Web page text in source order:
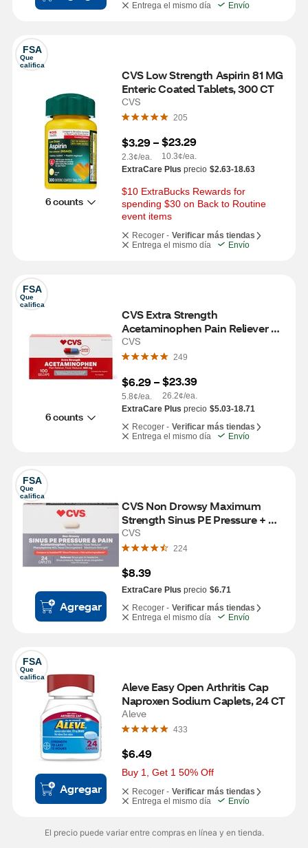
Entrega el mismo día
Envío
FSA
Que
califica
6 counts
CVS Low Strength Aspirin 81 MG
Enteric Coated Tablets, 300 CT
CVS
205
$3.29 –
2.3¢/ea.
$23.29
10.3¢/ea.
ExtraCare Plus precio $2.63-18.63
$10 ExtraBucks Rewards for
spending $30 on Back to Routine
event items
Recoger - Verificar más tiendas
Entrega el mismo día
Envío
FSA
Que
califica
6 counts
CVS Extra Strength
Acetaminophen Pain Reliever &
Fever Reducer 500 MG Gelcaps,
100 CT
CVS
249
$6.29 –
5.8¢/ea.
$23.39
26.2¢/ea.
ExtraCare Plus precio $5.03-18.71
Recoger - Verificar más tiendas
Entrega el mismo día
Envío
FSA
Que
califica
Agregar
CVS Non Drowsy Maximum
Strength Sinus PE Pressure +
Pain Reliever, 24 CT
CVS
224
$8.39
ExtraCare Plus precio $6.71
Recoger - Verificar más tiendas
Entrega el mismo día
Envío
FSA
Que
califica
Agregar
Aleve Easy Open Arthritis Cap
Naproxen Sodium Caplets, 24 CT
Aleve
433
$6.49
Buy 1, Get 1 50% Off
Recoger - Verificar más tiendas
Entrega el mismo día
Envío
El precio puede variar entre compras en línea y en tienda.